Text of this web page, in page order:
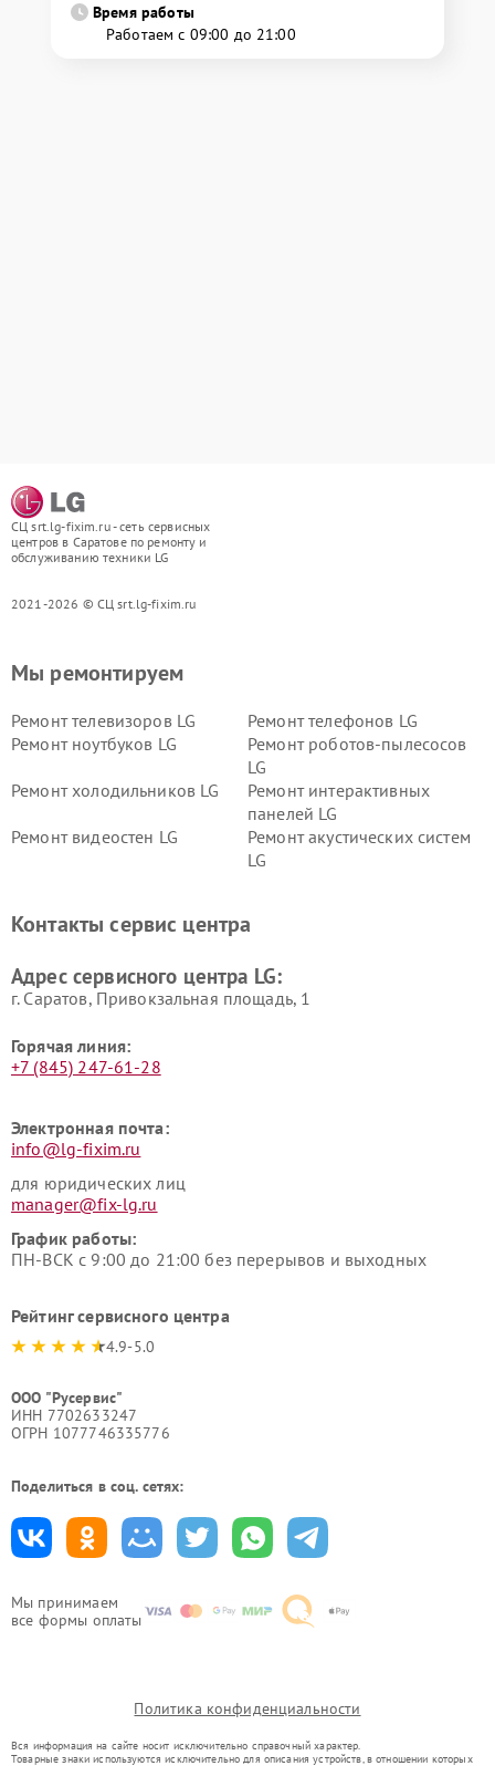
Время работы
Работаем с 09:00 до 21:00
СЦ srt.lg-fixim.ru - сеть сервисных
центров в Саратове по ремонту и
обслуживанию техники LG
2021-2026 © СЦ srt.lg-fixim.ru
Мы принимаем
все формы оплаты
Мы ремонтируем
Ремонт телевизоров LG
Ремонт телефонов LG
Ремонт ноутбуков LG
Ремонт роботов-пылесосов
LG
Ремонт холодильников LG
Ремонт интерактивных
панелей LG
Ремонт видеостен LG
Ремонт акустических систем
LG
Ремонт морозильных камер
Ремонт вертикальных
Контакты сервис центра
Адрес сервисного центра LG:
г. Саратов, Привокзальная площадь, 1
Горячая линия:
+7 (845) 247-61-28
Электронная почта:
info@lg-fixim.ru
для юридических лиц
manager@fix-lg.ru
График работы:
ПН-ВСК с 9:00 до 21:00 без перерывов и выходных
Рейтинг сервисного центра
4.9-5.0
ООО "Русервис"
ИНН 7702633247
ОГРН 1077746335776
Поделиться в соц. сетях:
Политика конфиденциальности
Вся информация на сайте носит исключительно справочный характер.
Товарные знаки используются исключительно для описания устройств, в отношении которых